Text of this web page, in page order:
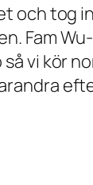
tog
Fam
vi kör